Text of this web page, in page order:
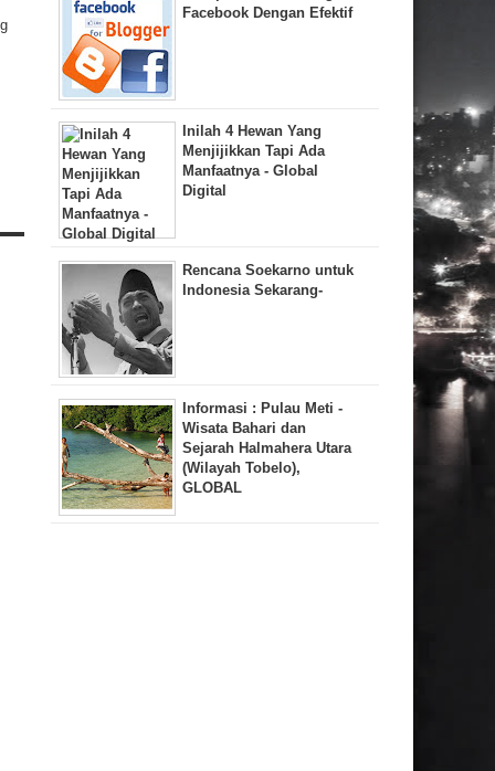
Facebook Dengan Efektif
Inilah 4 Hewan Yang
Menjijikkan Tapi Ada
Manfaatnya - Global
Digital
Rencana Soekarno untuk
Indonesia Sekarang-
Informasi : Pulau Meti -
Wisata Bahari dan
Sejarah Halmahera Utara
(Wilayah Tobelo),
GLOBAL